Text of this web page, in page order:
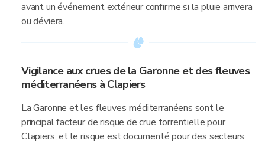
avant un événement extérieur confirme si la pluie arrivera
ou déviera.
Vigilance aux crues de la Garonne et des fleuves
méditerranéens à Clapiers
La Garonne et les fleuves méditerranéens sont le
principal facteur de risque de crue torrentielle pour
Clapiers, et le risque est documenté pour des secteurs